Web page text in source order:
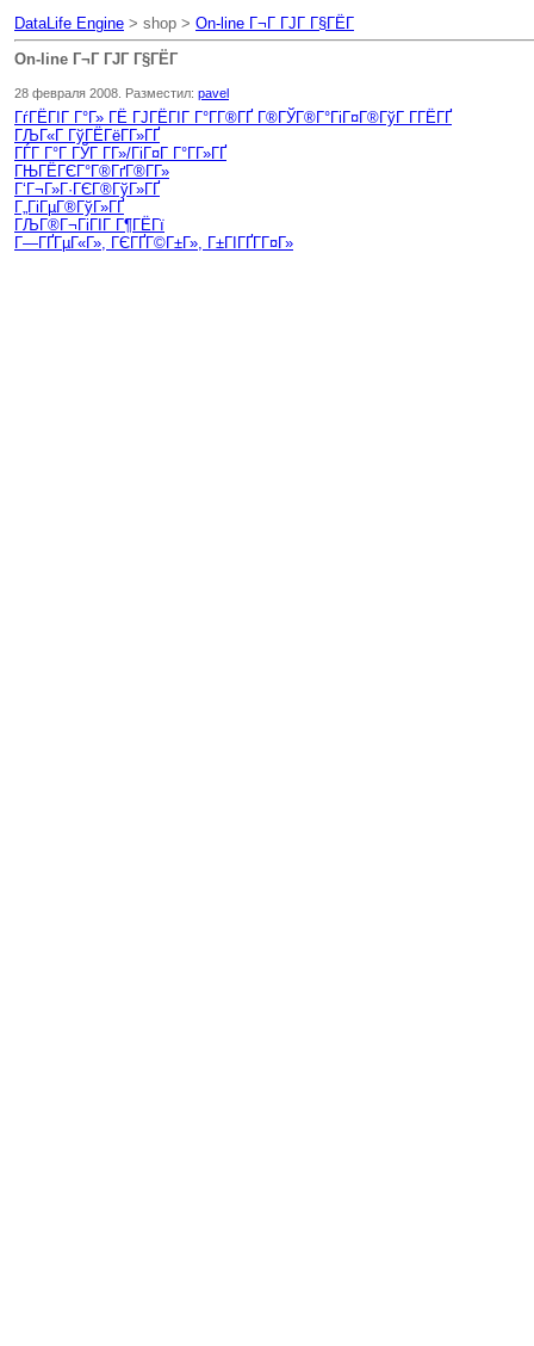
DataLife Engine > shop > On-line Г¬Г ГЈГ Г§ГЁГ­
On-line Г¬Г ГЈГ Г§ГЁГ­
28 февраля 2008. Разместил: pavel
ГѓГЁГІГ Г°Г» ГЁ ГЈГЁГІГ Г°Г­Г®ГҐ Г®ГЎГ®Г°ГіГ¤Г®ГўГ Г­ГЁГҐ
ГЉГ«Г ГўГЁГёГ­Г»ГҐ
ГЃГ Г°Г ГЎГ Г­Г»/ГіГ¤Г Г°Г­Г»ГҐ
ГЊГЁГЄГ°Г®ГґГ®Г­Г»
Г‘Г¬Г»Г·ГЄГ®ГўГ»ГҐ
Г„ГіГµГ®ГўГ»ГҐ
ГЉГ®Г¬ГіГІГ Г¶ГЁГї
Г—ГҐГµГ«Г», ГЄГҐГ©Г±Г», Г±ГІГҐГ­Г¤Г»